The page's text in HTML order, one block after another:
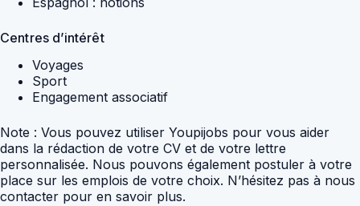
Centres d’intérêt
Voyages
Sport
Engagement associatif
Note : Vous pouvez utiliser Youpijobs pour vous aider
dans la rédaction de votre CV et de votre lettre
personnalisée. Nous pouvons également postuler à votre
place sur les emplois de votre choix. N’hésitez pas à nous
contacter pour en savoir plus.